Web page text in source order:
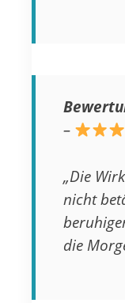
–
„Die
nicht
die